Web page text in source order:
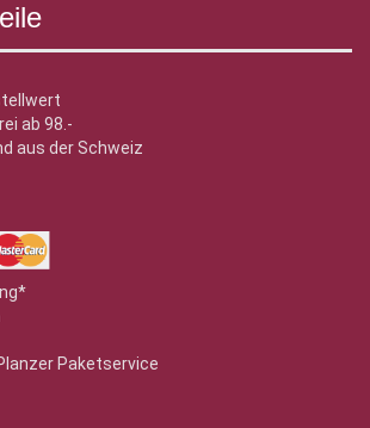
ab 98.-
aus der Schweiz
Paketservice